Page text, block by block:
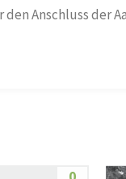
Anschluss der